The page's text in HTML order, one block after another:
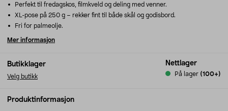
Butikklager
Velg butikk
Nettlager
På lager (100+)
Perfekt til fredagskos, filmkveld og deling med venner.
XL-pose på 250 g – rekker fint til både skål og godisbord.
Fri for palmeolje.
Mer informasjon
Produktinformasjon